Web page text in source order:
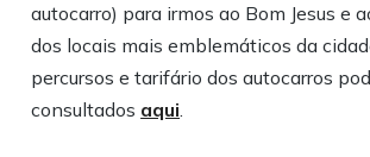
autocarro) para irmos ao Bom Jesus e
dos locais mais emblemáticos da
percursos e tarifário dos autocarros
consultados aqui.